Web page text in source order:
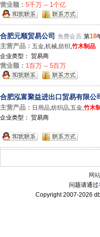
营业额： 5千万 -- 1个亿
合肥元顺贸易公司 免费会员 第18
主营产品： 五金,机械,纺织,竹木制品
企业类型： 贸易商
营业额： 1百万 -- 5百万
合肥泓富聚益进出口贸易有限公
主营产品： 日用品,纺织品,五金,竹木
企业类型： 贸易商
网
问题请通过
Copyright 2007-2026